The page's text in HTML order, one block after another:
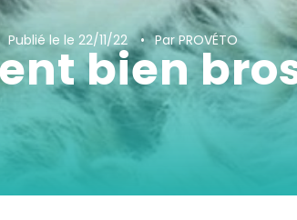
Publié le le 22/11/22 Par PROVÉTO
bien